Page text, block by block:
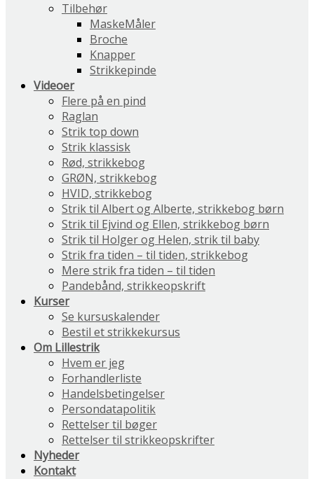
Tilbehør
MaskeMåler
Broche
Knapper
Strikkepinde
Videoer
Flere på en pind
Raglan
Strik top down
Strik klassisk
Rød, strikkebog
GRØN, strikkebog
HVID, strikkebog
Strik til Albert og Alberte, strikkebog børn
Strik til Ejvind og Ellen, strikkebog børn
Strik til Holger og Helen, strik til baby
Strik fra tiden – til tiden, strikkebog
Mere strik fra tiden – til tiden
Pandebånd, strikkeopskrift
Kurser
Se kursuskalender
Bestil et strikkekursus
Om Lillestrik
Hvem er jeg
Forhandlerliste
Handelsbetingelser
Persondatapolitik
Rettelser til bøger
Rettelser til strikkeopskrifter
Nyheder
Kontakt